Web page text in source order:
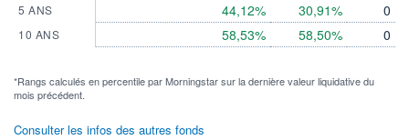
5 ANS
10 ANS
44,12%
58,53%
30,91%
58,50%
0
0
*Rangs calculés en percentile par Morningstar sur la dernière valeur liquidative du
mois précédent.
Consulter les infos des autres fonds